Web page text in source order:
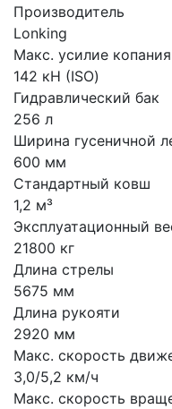
Производитель
Lonking
Макс. усилие
142 кН (ISO)
Гидравлический бак
256 л
Ширина гусеничной
600 мм
Стандартный ковш
1,2 м³
Эксплуатационный
21800 кг
Длина стрелы
5675 мм
Длина рукояти
2920 мм
Макс. скорость
3,0/5,2 км/ч
Макс. скорость